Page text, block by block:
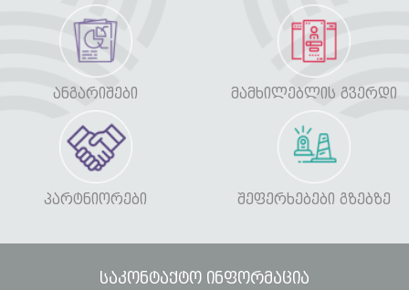
ᲐᲜᲒᲐᲠᲘᲨᲔᲑᲘ ᲛᲐᲛᲮᲘᲚᲔᲑᲚᲘᲡ ᲒᲕᲔᲠᲓᲘ
ᲞᲐᲠᲢᲜᲘᲝᲠᲔᲑᲘ ᲨᲔᲤᲔᲠᲮᲔᲑᲔᲑᲘ ᲒᲖᲔᲑᲖᲔ
საკონტაქტო ინფორმაცია